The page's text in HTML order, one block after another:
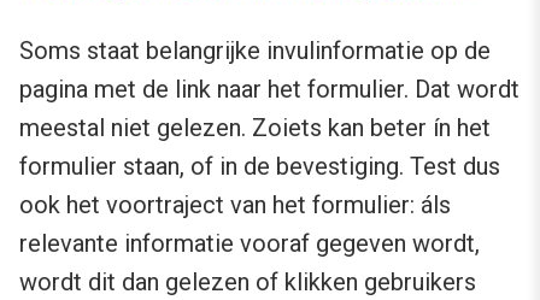
Soms staat belangrijke invulinformatie op de
pagina met de link naar het formulier. Dat wordt
meestal niet gelezen. Zoiets kan beter ín het
formulier staan, of in de bevestiging. Test dus
ook het voortraject van het formulier: áls
relevante informatie vooraf gegeven wordt,
wordt dit dan gelezen of klikken gebruikers